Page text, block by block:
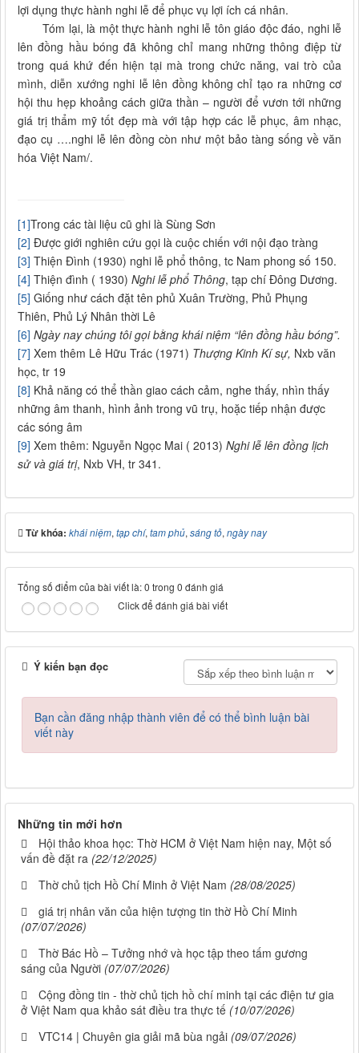
lợi dụng thực hành nghi lễ để phục vụ lợi ích cá nhân.
Tóm lại, là một thực hành nghi lễ tôn giáo độc đáo, nghi lễ
lên đồng hầu bóng đã không chỉ mang những thông điệp từ
trong quá khứ đến hiện tại mà trong chức năng, vai trò của
mình, diễn xướng nghi lễ lên đồng không chỉ tạo ra những cơ
hội thu hẹp khoảng cách giữa thần – người để vươn tới những
giá trị thẩm mỹ tốt đẹp mà với tập hợp các lễ phục, âm nhạc,
đạo cụ ….nghi lễ lên đồng còn như một bảo tàng sống về văn
hóa Việt Nam/.
[1]Trong các tài liệu cũ ghi là Sùng Sơn
[2] Được giới nghiên cứu gọi là cuộc chiến với nội đạo tràng
[3] Thiện Đình (1930) nghi lễ phổ thông, tc Nam phong số 150.
[4] Thiện đình ( 1930) Nghi lễ phổ Thông, tạp chí Đông Dương.
[5] Giống như cách đặt tên phủ Xuân Trường, Phủ Phụng
Thiên, Phủ Lý Nhân thời Lê
[6] Ngày nay chúng tôi gọi bằng khái niệm “lên đồng hầu bóng”.
[7] Xem thêm Lê Hữu Trác (1971) Thượng Kinh Kí sự, Nxb văn
học, tr 19
[8] Khả năng có thể thần giao cách cảm, nghe thấy, nhìn thấy
những âm thanh, hình ảnh trong vũ trụ, hoặc tiếp nhận được
các sóng âm
[9] Xem thêm: Nguyễn Ngọc Mai ( 2013) Nghi lễ lên đồng lịch
sử và giá trị, Nxb VH, tr 341.
Từ khóa: khái niệm, tạp chí, tam phủ, sáng tỏ, ngày nay
Tổng số điểm của bài viết là: 0 trong 0 đánh giá
Click để đánh giá bài viết
Ý kiến bạn đọc
Bạn cần đăng nhập thành viên để có thể bình luận bài
viết này
Những tin mới hơn
Hội thảo khoa học: Thờ HCM ở Việt Nam hiện nay, Một số
vấn đề đặt ra (22/12/2025)
Thờ chủ tịch Hồ Chí Minh ở Việt Nam (28/08/2025)
giá trị nhân văn của hiện tượng tin thờ Hồ Chí Minh
(07/07/2026)
Thờ Bác Hồ – Tưởng nhớ và học tập theo tấm gương
sáng của Người (07/07/2026)
Cộng đồng tin - thờ chủ tịch hồ chí minh tại các điện tư gia
ở Việt Nam qua khảo sát điều tra thực tế (10/07/2026)
VTC14 | Chuyên gia giải mã bùa ngải (09/07/2026)